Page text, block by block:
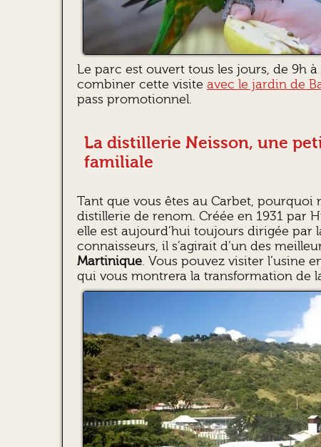
Le parc est ouvert tous les jours, de 9h à
combiner cette visite avec le jardin de
pass promotionnel.
La distillerie Neisson, une
familiale
Tant que vous êtes au Carbet, pourquoi
distillerie de renom. Créée en 1931 par
elle est aujourd’hui toujours dirigée par
connaisseurs, il s’agirait d’un des
Martinique. Vous pouvez visiter l’usine
qui vous montrera la transformation de